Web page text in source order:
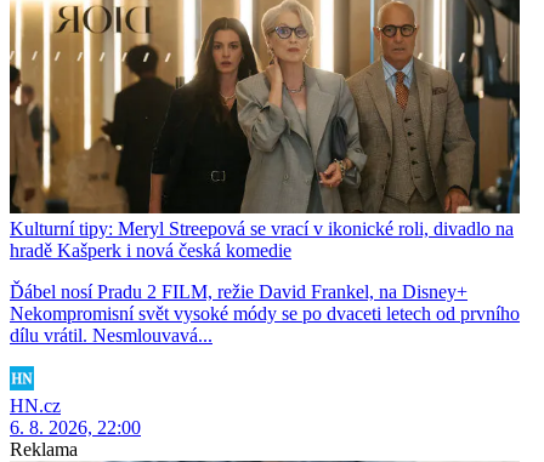
Kulturní tipy: Meryl Streepová se vrací v ikonické roli, divadlo na
hradě Kašperk i nová česká komedie
Ďábel nosí Pradu 2 FILM, režie David Frankel, na Disney+
Nekompromisní svět vysoké módy se po dvaceti letech od prvního
dílu vrátil. Nesmlouvavá...
HN.cz
6. 8. 2026, 22:00
Reklama